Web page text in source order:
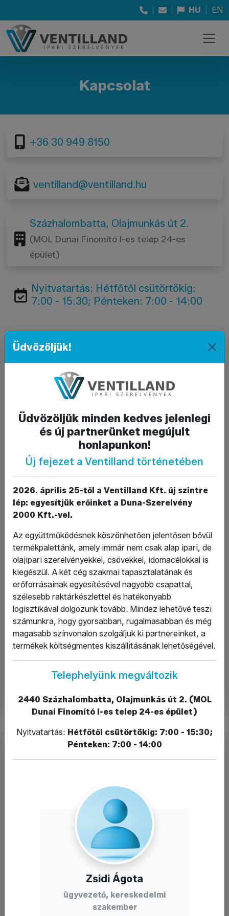
HU EN
Kapcsolat
+36 30 949 8150
ventilland@ventilland.hu
Százhalombatta, Olajmunkás út 2.
(MOL Dunai Finomító I-es telep 24-es
épület)
Nyitvatartás: Hétfőtől csütörtökig:
7:00 - 15:30; Pénteken: 7:00 - 14:00
Telefonszám
Tárgy
Üzenet*
Elolvastam, és elfogadom az Adatkezelési
Tájékoztatót.
Az Adatkezelési Tájékoztató megtekintése.
Üdvözöljük!
Üdvözöljük minden kedves jelenlegi
és új partnerünket megújult
honlapunkon!
Új fejezet a Ventilland történetében
2026. április 25-től a Ventilland Kft. új szintre
lép: egyesítjük erőinket a Duna-Szerelvény
2000 Kft.-vel.
Az együttműködésnek köszönhetően jelentősen bővül
termékpalettánk, amely immár nem csak alap ipari, de
olajipari szerelvényekkel, csövekkel, idomacélokkal is
kiegészül. A két cég szakmai tapasztalatának és
erőforrásainak egyesítésével nagyobb csapattal,
szélesebb raktárkészlettel és hatékonyabb
logisztikával dolgozunk tovább. Mindez lehetővé teszi
számunkra, hogy gyorsabban, rugalmasabban és még
magasabb színvonalon szolgáljuk ki partnereinket, a
termékek költségmentes kiszállı́tásának lehetőségével.
Telephelyünk megváltozik
2440 Százhalombatta, Olajmunkás út 2. (MOL
Dunai Finomító I-es telep 24-es épület)
Nyitvatartás: Hétfőtől csütörtökig: 7:00 - 15:30;
Pénteken: 7:00 - 14:00
Zsidi Ágota
ügyvezető, kereskedelmi
szakember